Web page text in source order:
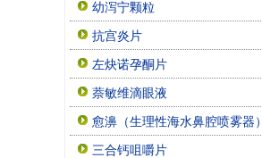
幼泻宁颗粒
抗宫炎片
左炔诺孕酮片
萘敏维滴眼液
愈濞（生理性海水鼻腔喷雾器）
三合钙咀嚼片